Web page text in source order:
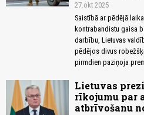
27.okt 2025
Saistībā ar pēdējā
kontrabandistu gaisa
darbību, Lietuvas
pēdējos divus
pirmdien paziņoja
Lietuvas
rīkojumu par
atbrīvošanu